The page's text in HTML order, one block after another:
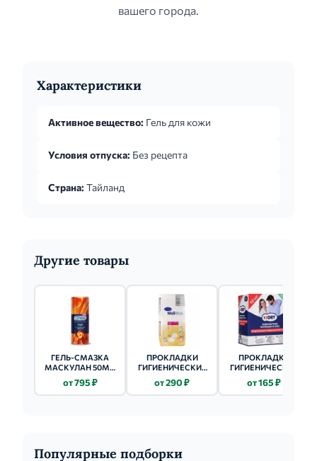
вашего города.
Характеристики
Активное вещество: Гель для кожи
Условия отпуска: Без рецепта
Страна: Тайланд
Другие товары
ГЕЛЬ-СМАЗКА
МАСКУЛАН 50МЛ
от 795 ₽
ПРОКЛАДКИ
ГИГИЕНИЧЕСКИЕ
PERFECTA MAXI 16
ШТ. ROSE
от 290 ₽
ПРОКЛАДКИ
ГИГИЕНИЧЕСКИЕ
PERFECTA 10 ШТ.
BLUE
от 165 ₽
Популярные подборки